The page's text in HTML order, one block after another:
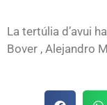
La tertúlia d’avui
Bover , Alejandro